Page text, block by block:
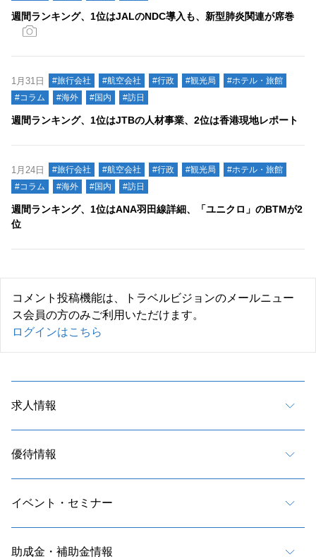
週間ランキング、1位はJALのNDC導入も、新型肺炎関連が席巻
1月31日 #旅行会社 #航空会社 #行政 #観光局
#ホテル・旅館
#コラム
#海外 #国内 #訪日
週間ランキング、1位はJTBの人材事業、2位は香港現地レポート
1月24日 #旅行会社 #航空会社 #行政 #観光局
#ホテル・旅館
#コラム
#海外 #国内 #訪日
週間ランキング、1位はANA羽田線詳細、「ユニクロ」のBTMが2
位
コメント投稿機能は、トラベルビジョンのメールニュー
ス会員の方のみご利用いただけます。
ログインはこちら
求人情報
優待情報
イベント・セミナー
助成金・補助金情報